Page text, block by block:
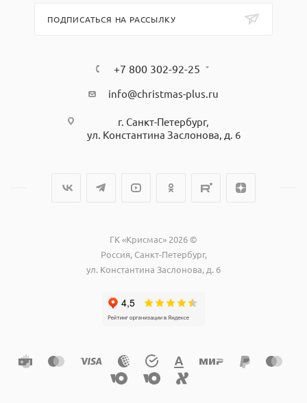
ПОДПИСАТЬСЯ НА РАССЫЛКУ
+7 800 302-92-25
info@christmas-plus.ru
г. Санкт-Петербург,
ул. Константина Заслонова, д. 6
ГК «Крисмас» 2026 ©
Россия, Санкт-Петербург,
ул. Константина Заслонова, д. 6